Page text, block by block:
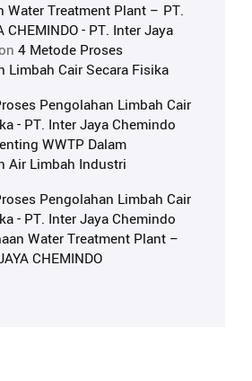
Water Treatment Plant – PT.
CHEMINDO - PT. Inter Jaya
4 Metode Proses
Limbah Cair Secara Fisika
Pengolahan Limbah Cair
- PT. Inter Jaya Chemindo
WWTP Dalam
Air Limbah Industri
Pengolahan Limbah Cair
- PT. Inter Jaya Chemindo
Water Treatment Plant –
CHEMINDO